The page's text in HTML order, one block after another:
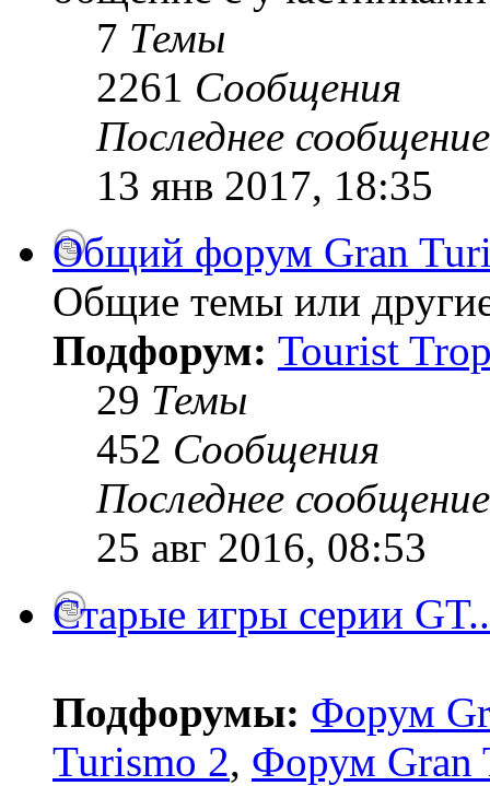
7 Темы
2261 Сообщения
Последнее сообщение
13 янв 2017, 18:35
Общий форум Gran
Общие темы или
Подфорум: Tourist
29 Темы
452 Сообщения
Последнее сообщение
25 авг 2016, 08:53
Старые игры серии
Подфорумы: Форум
Turismo 2, Форум Gran